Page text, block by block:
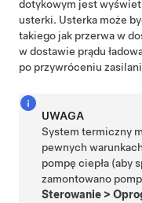
dotykowym jest
usterki. Usterka może
takiego jak przerwa w
w dostawie prądu
po przywróceniu
UWAGA
System termiczny
pewnych
pompę ciepła (aby
zamontowano
Sterowanie >